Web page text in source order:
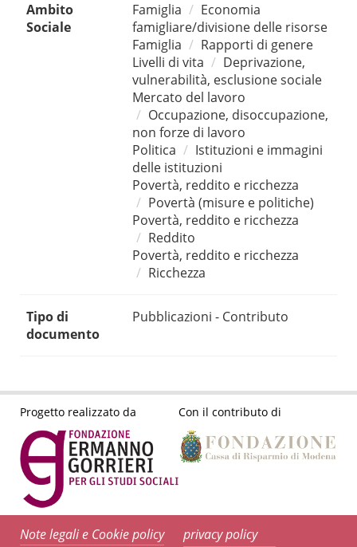
Ambito
Sociale
Famiglia
Economia
famigliare/divisione delle risorse
Famiglia
Rapporti di genere
Livelli di vita
Deprivazione,
vulnerabilità, esclusione sociale
Mercato del lavoro
Occupazione, disoccupazione,
non forze di lavoro
Politica
Istituzioni e immagini
delle istituzioni
Povertà, reddito e ricchezza
Povertà (misure e politiche)
Povertà, reddito e ricchezza
Reddito
Povertà, reddito e ricchezza
Ricchezza
Tipo di
documento
Pubblicazioni - Contributo
Progetto realizzato da Con il contributo di
Note legali e Cookie policy privacy policy